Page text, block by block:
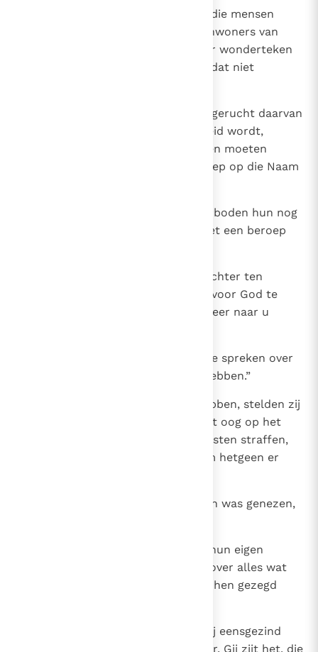
en zeiden: “Wat moeten wij met die mensen
doen? Het is duidelijk voor alle inwoners van
Jeruzalem dat een onmiskenbaar wonderteken
door hen is verricht. We kunnen dat niet
Maar om te verhinderen dat het gerucht daarvan
nog verder onder het volk verbreid wordt,
zouden we hen met dreigementen moeten
verbieden nog ooit met een beroep op die Naam
Toen riepen zij hen binnen en verboden hun nog
ooit iets te zeggen of te leren met een beroep
Petrus en Johannes gaven hun echter ten
antwoord: “Oordeelt zelf, of het voor God te
rechtvaardigen zou zijn als wij meer naar u
Het is voor ons onmogelijk niet te spreken over
hetgeen wij gezien en gehoord hebben.”
Na hen nogmaals gedreigd te hebben, stelden zij
hen in vrijheid, omdat ze, met het oog op het
volk, niet wisten hoe ze hen moesten straffen,
want allen verheerlijkten God om hetgeen er
De man die door dit wonderteken was genezen,
Na hun vrijlating gingen ze naar hun eigen
mensen en brachten verslag uit over alles wat
de hogepriesters en oudsten tot hen gezegd
Toen zij dit hoorden, verhieven zij eensgezind
hun stem tot God en baden: Heer, Gij zijt het, die